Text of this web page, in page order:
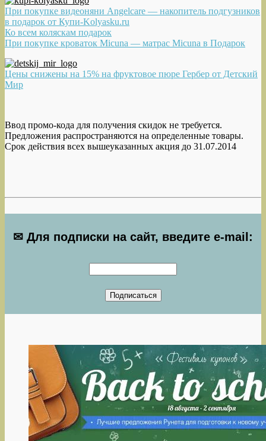
При покупке видеоняни Angelcare — накопитель подгузников
в подарок от Купи-Kolyasku.ru
Ко всем коляскам подарок
При покупке кроваток Micuna — матрас Micuna в Подарок
Цены снижены на 15% на фруктовое пюре Гербер от Детский
Мир
Ввод промо-кода для получения скидок не требуется.
Предложения распространяются на определенные товары.
Срок действия всех вышеуказанных акция до 31.07.2014
✉ Для подписки на сайт, введите e-mail: